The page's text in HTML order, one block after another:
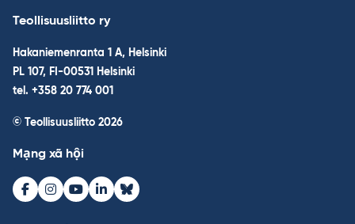
Teollisuusliitto ry
Hakaniemenranta 1 A, Helsinki
PL 107, FI-00531 Helsinki
tel. +358 20 774 001
© Teollisuusliitto 2026
Mạng xã hội
Facebook
Instagram
Youtube
LinkedInBluesky